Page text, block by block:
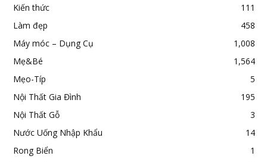
Kiến thức
111
Làm đẹp
458
Máy móc – Dụng Cụ
1,008
Mẹ&Bé
1,564
Mẹo-Típ
5
Nội Thất Gia Đình
195
Nội Thất Gỗ
3
Nước Uống Nhập Khẩu
14
Rong Biển
1